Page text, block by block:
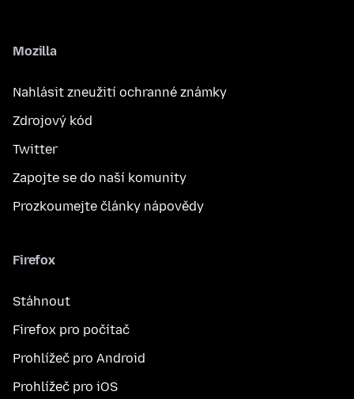
Mozilla
Nahlásit zneužití ochranné známky
Zdrojový kód
Twitter
Zapojte se do naší komunity
Prozkoumejte články nápovědy
Firefox
Stáhnout
Firefox pro počítač
Prohlížeč pro Android
Prohlížeč pro iOS